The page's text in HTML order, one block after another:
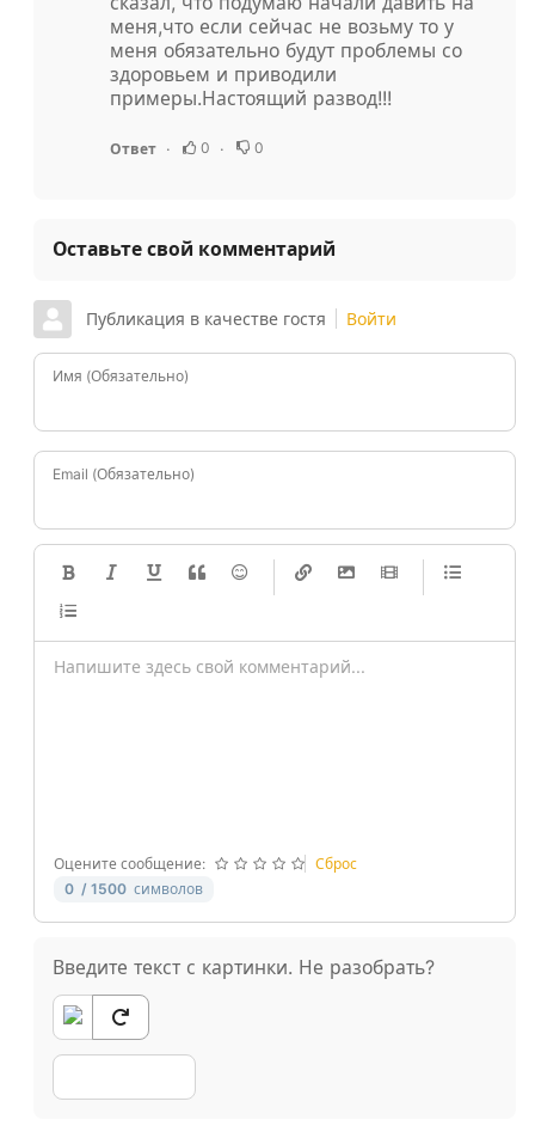
меня,что если сейчас не возьму то у
меня обязательно будут проблемы со
здоровьем и приводили
примеры.Настоящий развод!!!
Ответ 0 0
Оставьте свой комментарий
Публикация в качестве гостя Войти
Имя (Обязательно)
Email (Обязательно)
-
-
-
-
-
Оцените сообщение:
Сброс
0 / 1500 символов
Введите текст с картинки. Не разобрать?